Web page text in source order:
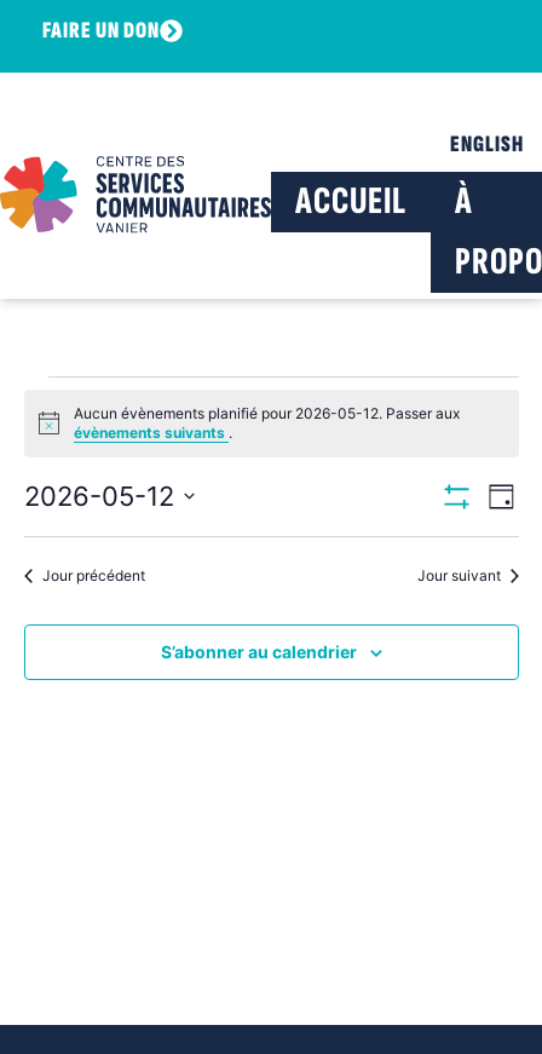
FAIRE UN DON
ENGLISH
ACCUEIL
À
Notice
Aucun évènements planifié pour 2026-05-12. Passer aux
évènements suivants .
parde
Jour
2026-05-12
une
date.Jour précédent Jour suivant
S’abonner au calendrier